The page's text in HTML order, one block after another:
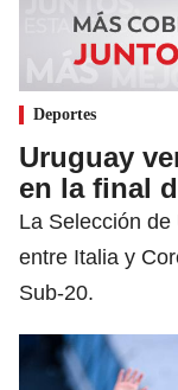
Deportes
Uruguay
en la final
La Selección
entre Italia y
Sub-20.